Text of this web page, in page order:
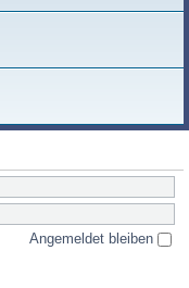
Angemeldet bleiben